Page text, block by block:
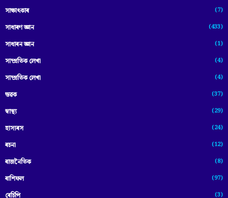
সাক্ষাৎকাৰ (7)
সাধাৰণ জ্ঞান (433)
সাধাৰন জ্ঞান (1)
সাম্প্রতিক লেখা (4)
সাম্প্ৰতিক লেখা (4)
স্তৱক (37)
স্বাস্থ্য (29)
হাস্যৰস (24)
ৰচনা (12)
ৰাজনৈতিক (8)
ৰাশিফল (97)
ৰেচিপি (3)